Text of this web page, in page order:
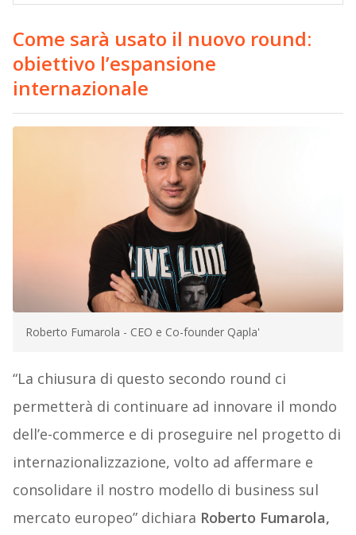
Come sarà usato il nuovo round:
obiettivo l’espansione
internazionale
Roberto Fumarola - CEO e Co-founder Qapla'
“La chiusura di questo secondo round ci
permetterà di continuare ad innovare il mondo
dell’e-commerce e di proseguire nel progetto di
internazionalizzazione, volto ad affermare e
consolidare il nostro modello di business sul
mercato europeo” dichiara Roberto Fumarola,